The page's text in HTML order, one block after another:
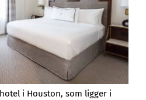
i Houston, som ligger i